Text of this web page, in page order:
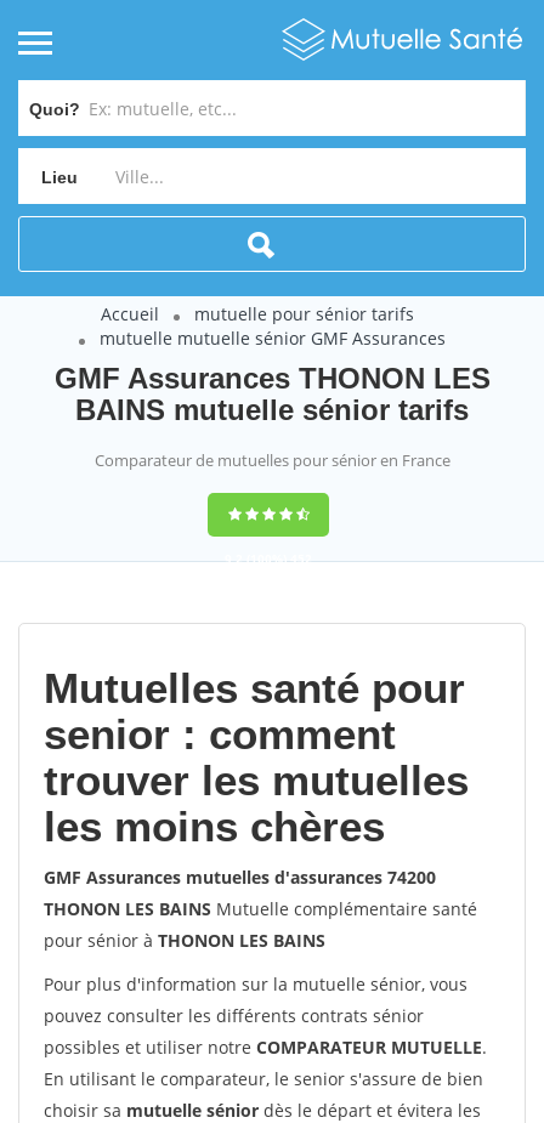
Quoi?
Lieu
Accueil
mutuelle pour sénior tarifs
mutuelle mutuelle sénior GMF Assurances
GMF Assurances THONON LES
BAINS mutuelle sénior tarifs
Comparateur de mutuelles pour sénior en France
9,2(100%)452
Mutuelles santé pour
senior : comment
trouver les mutuelles
les moins chères
GMF Assurances mutuelles d'assurances 74200
THONON LES BAINS Mutuelle complémentaire santé
pour sénior à THONON LES BAINS
Pour plus d'information sur la mutuelle sénior, vous
pouvez consulter les différents contrats sénior
possibles et utiliser notre COMPARATEUR MUTUELLE.
En utilisant le comparateur, le senior s'assure de bien
choisir sa mutuelle sénior dès le départ et évitera les